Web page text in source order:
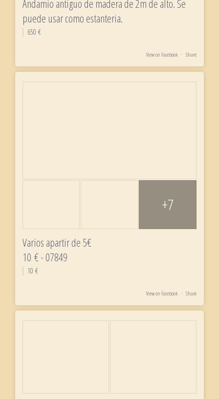
Andamio antiguo de madera de 2m de alto. Se
puede usar como estanteria.
650 €
View on Facebook · Share
+7
Varios apartir de 5€
10 € - 07849
10 €
View on Facebook · Share